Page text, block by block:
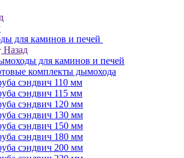
для каминов и печей
Назад
для каминов и печей
комплекты дымохода
сэндвич 110 мм
сэндвич 115 мм
сэндвич 120 мм
сэндвич 130 мм
сэндвич 150 мм
сэндвич 180 мм
сэндвич 200 мм